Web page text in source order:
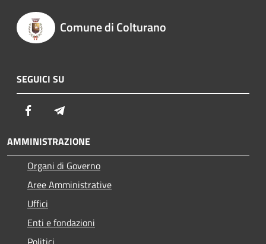
Comune di Colturano
SEGUICI SU
Facebook
AMMINISTRAZIONE
Organi di Governo
Aree Amministrative
Uffici
Enti e fondazioni